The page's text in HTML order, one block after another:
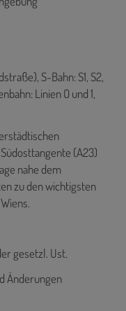
S-Bahn: S1, S2,
Linien O und 1,
(A23)
nahe dem
zu den wichtigsten
gesetzl. Ust.
Änderungen